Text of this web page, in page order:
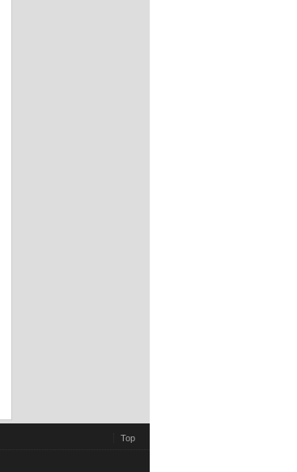
Top